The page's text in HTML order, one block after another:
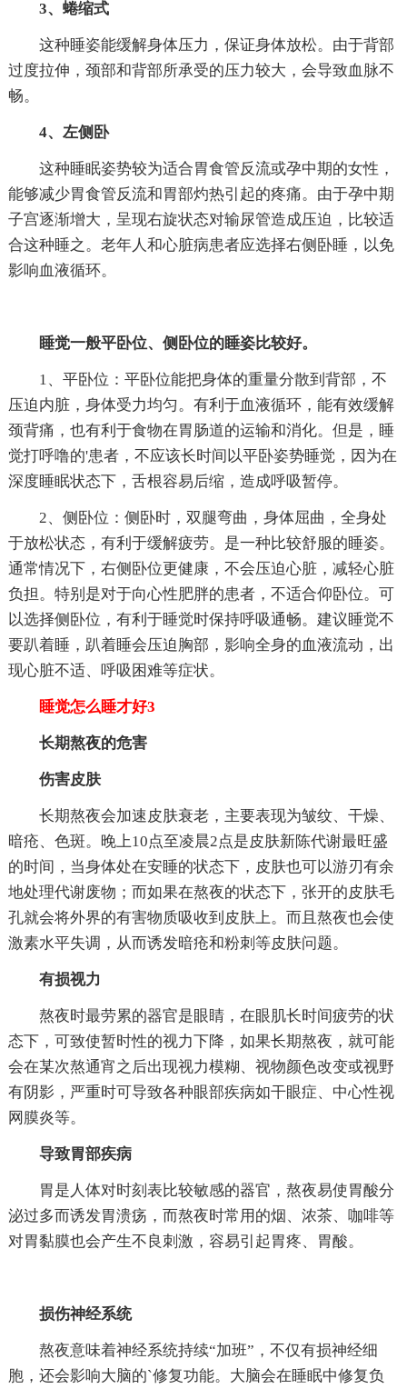
3、蜷缩式
这种睡姿能缓解身体压力，保证身体放松。由于背部
过度拉伸，颈部和背部所承受的压力较大，会导致血脉不
畅。
4、左侧卧
这种睡眠姿势较为适合胃食管反流或孕中期的女性，
能够减少胃食管反流和胃部灼热引起的疼痛。由于孕中期
子宫逐渐增大，呈现右旋状态对输尿管造成压迫，比较适
合这种睡之。老年人和心脏病患者应选择右侧卧睡，以免
影响血液循环。
睡觉一般平卧位、侧卧位的睡姿比较好。
1、平卧位：平卧位能把身体的重量分散到背部，不
压迫内脏，身体受力均匀。有利于血液循环，能有效缓解
颈背痛，也有利于食物在胃肠道的运输和消化。但是，睡
觉打呼噜的'患者，不应该长时间以平卧姿势睡觉，因为在
深度睡眠状态下，舌根容易后缩，造成呼吸暂停。
2、侧卧位：侧卧时，双腿弯曲，身体屈曲，全身处
于放松状态，有利于缓解疲劳。是一种比较舒服的睡姿。
通常情况下，右侧卧位更健康，不会压迫心脏，减轻心脏
负担。特别是对于向心性肥胖的患者，不适合仰卧位。可
以选择侧卧位，有利于睡觉时保持呼吸通畅。建议睡觉不
要趴着睡，趴着睡会压迫胸部，影响全身的血液流动，出
现心脏不适、呼吸困难等症状。
睡觉怎么睡才好3
长期熬夜的危害
伤害皮肤
长期熬夜会加速皮肤衰老，主要表现为皱纹、干燥、
暗疮、色斑。晚上10点至凌晨2点是皮肤新陈代谢最旺盛
的时间，当身体处在安睡的状态下，皮肤也可以游刃有余
地处理代谢废物；而如果在熬夜的状态下，张开的皮肤毛
孔就会将外界的有害物质吸收到皮肤上。而且熬夜也会使
激素水平失调，从而诱发暗疮和粉刺等皮肤问题。
有损视力
熬夜时最劳累的器官是眼睛，在眼肌长时间疲劳的状
态下，可致使暂时性的视力下降，如果长期熬夜，就可能
会在某次熬通宵之后出现视力模糊、视物颜色改变或视野
有阴影，严重时可导致各种眼部疾病如干眼症、中心性视
网膜炎等。
导致胃部疾病
胃是人体对时刻表比较敏感的器官，熬夜易使胃酸分
泌过多而诱发胃溃疡，而熬夜时常用的烟、浓茶、咖啡等
对胃黏膜也会产生不良刺激，容易引起胃疼、胃酸。
损伤神经系统
熬夜意味着神经系统持续“加班”，不仅有损神经细
胞，还会影响大脑的`修复功能。大脑会在睡眠中修复负